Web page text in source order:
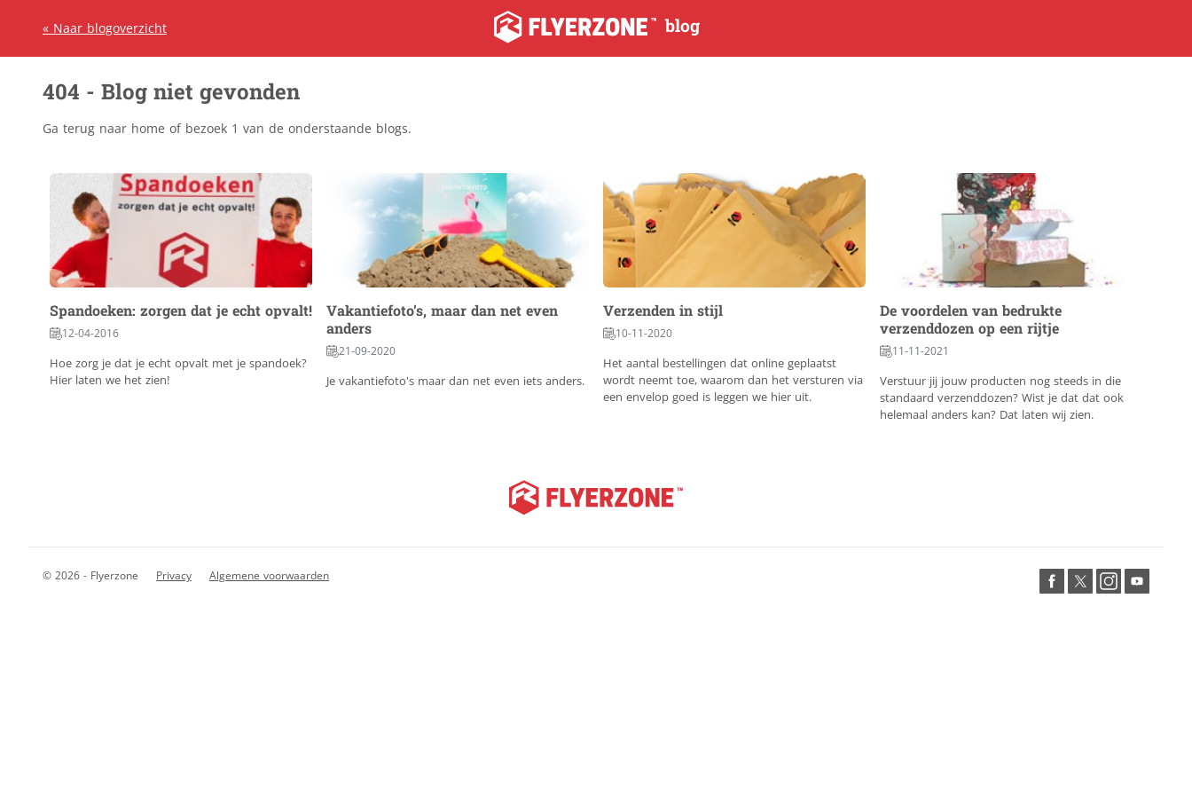
« Naar blogoverzicht blog
404 - Blog niet gevonden
Ga terug naar home of bezoek 1 van de onderstaande blogs.
Spandoeken: zorgen dat je echt opvalt!
12-04-2016
Hoe zorg je dat je echt opvalt met je spandoek?
Hier laten we het zien!
Vakantiefoto’s, maar dan net even
anders
21-09-2020
Je vakantiefoto's maar dan net even iets anders.
Verzenden in stijl
10-11-2020
Het aantal bestellingen dat online geplaatst
wordt neemt toe, waarom dan het versturen via
een envelop goed is leggen we hier uit.
De voordelen van bedrukte
verzenddozen op een rijtje
11-11-2021
Verstuur jij jouw producten nog steeds in die
standaard verzenddozen? Wist je dat dat ook
helemaal anders kan? Dat laten wij zien.
© 2026 - Flyerzone Privacy Algemene voorwaarden